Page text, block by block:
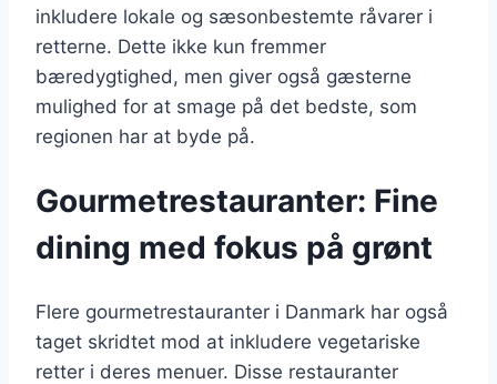
inkludere lokale og sæsonbestemte råvarer i
retterne. Dette ikke kun fremmer
bæredygtighed, men giver også gæsterne
mulighed for at smage på det bedste, som
regionen har at byde på.
Gourmetrestauranter: Fine
dining med fokus på grønt
Flere gourmetrestauranter i Danmark har også
taget skridtet mod at inkludere vegetariske
retter i deres menuer. Disse restauranter